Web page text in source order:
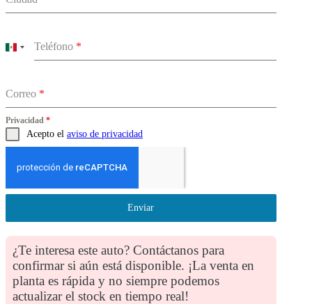
Teléfono *
Mexico
Correo *
Privacidad *
Acepto el aviso de privacidad
Enviar
¿Te interesa este auto? Contáctanos para
confirmar si aún está disponible. ¡La venta en
planta es rápida y no siempre podemos
actualizar el stock en tiempo real!